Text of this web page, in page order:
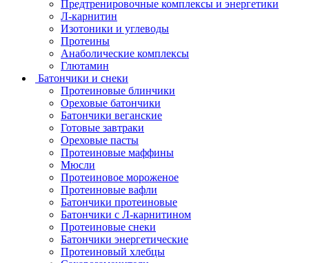
Предтренировочные комплексы и энергетики
Л-карнитин
Изотоники и углеводы
Протеины
Анаболические комплексы
Глютамин
Батончики и снеки
Протеиновые блинчики
Ореховые батончики
Батончики веганские
Готовые завтраки
Ореховые пасты
Протеиновые маффины
Мюсли
Протеиновое мороженое
Протеиновые вафли
Батончики протеиновые
Батончики с Л-карнитином
Протеиновые снеки
Батончики энергетические
Протеиновый хлебцы